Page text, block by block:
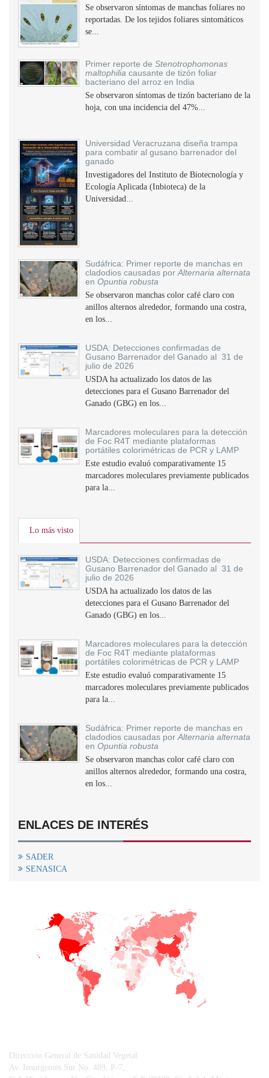
Se observaron síntomas de manchas foliares no
reportadas. De los tejidos foliares sintomáticos
se...
Primer reporte de Stenotrophomonas
maltophilia causante de tizón foliar
bacteriano del arroz en India
Se observaron síntomas de tizón bacteriano de la
hoja, con una incidencia del 47%...
Universidad Veracruzana diseña trampa
para combatir al gusano barrenador del
ganado
Investigadores del Instituto de Biotecnología y
Ecología Aplicada (Inbioteca) de la
Universidad...
Sudáfrica: Primer reporte de manchas en
cladodios causadas por Alternaria alternata
en Opuntia robusta
Se observaron manchas color café claro con
anillos alternos alrededor, formando una costra,
en los...
USDA: Detecciones confirmadas de
Gusano Barrenador del Ganado al 31 de
julio de 2026
USDA ha actualizado los datos de las
detecciones para el Gusano Barrenador del
Ganado (GBG) en los...
Marcadores moleculares para la detección
de Foc R4T mediante plataformas
portátiles colorimétricas de PCR y LAMP
Este estudio evaluó comparativamente 15
marcadores moleculares previamente publicados
para la...
Lo más visto
USDA: Detecciones confirmadas de
Gusano Barrenador del Ganado al 31 de
julio de 2026
USDA ha actualizado los datos de las
detecciones para el Gusano Barrenador del
Ganado (GBG) en los...
Marcadores moleculares para la detección
de Foc R4T mediante plataformas
portátiles colorimétricas de PCR y LAMP
Este estudio evaluó comparativamente 15
marcadores moleculares previamente publicados
para la...
Sudáfrica: Primer reporte de manchas en
cladodios causadas por Alternaria alternata
en Opuntia robusta
Se observaron manchas color café claro con
anillos alternos alrededor, formando una costra,
en los...
ENLACES DE INTERÉS
SADER
SENASICA
Dirección General de Sanidad Vegetal.
Av. Insurgentes Sur No. 489, P-7,